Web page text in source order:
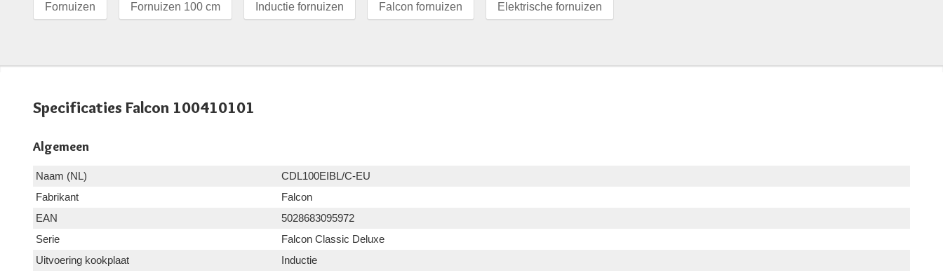
Fornuizen Fornuizen 100 cm Inductie fornuizen Falcon fornuizen Elektrische fornuizen
Specificaties Falcon 100410101
Algemeen
Naam (NL)
CDL100EIBL/C-EU
Fabrikant
Falcon
EAN
5028683095972
Serie
Falcon Classic Deluxe
Uitvoering kookplaat
Inductie